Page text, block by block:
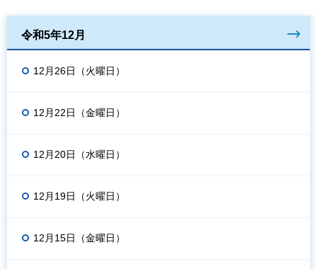
令和5年12月
12月26日（火曜日）
12月22日（金曜日）
12月20日（水曜日）
12月19日（火曜日）
12月15日（金曜日）